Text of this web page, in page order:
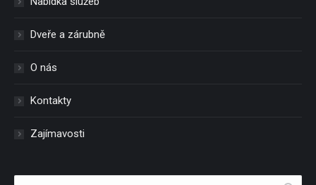
Dveře a zárubně
O nás
Kontakty
Zajímavosti